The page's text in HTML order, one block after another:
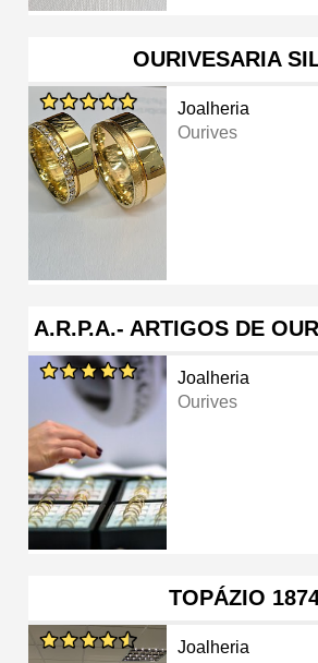
OURIVESARIA
Joalheria
Ourives
A.R.P.A.- ARTIGOS DE
Joalheria
Ourives
TOPÁZIO
Joalheria